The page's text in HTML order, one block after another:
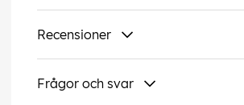
Recensioner
Frågor och svar